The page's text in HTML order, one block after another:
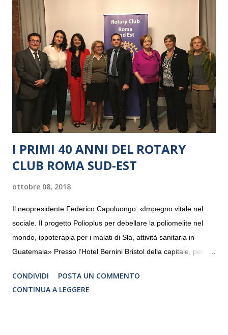
I PRIMI 40 ANNI DEL ROTARY
CLUB ROMA SUD-EST
ottobre 08, 2018
Il neopresidente Federico Capoluongo: «Impegno vitale nel
sociale. Il progetto Polioplus per debellare la poliomelite nel
mondo, ippoterapia per i malati di Sla, attività sanitaria in
Guatemala» Presso l’Hotel Bernini Bristol della capitale, per la
programmazione del Rotary Club Roma Sud-Est che festeggia
i quaranta anni di attività. Un’occasione per raccontare al
CONDIVIDI
POSTA UN COMMENTO
CONTINUA A LEGGERE